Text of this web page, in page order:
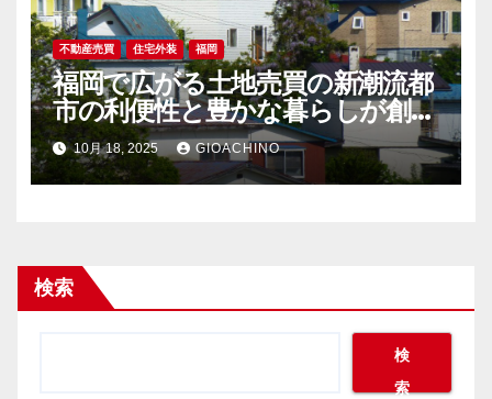
不動産売買 住宅外装 福岡
福岡で広がる土地売買の新潮流都
市の利便性と豊かな暮らしが創る
未来
10月 18, 2025 GIOACHINO
検索
検
索